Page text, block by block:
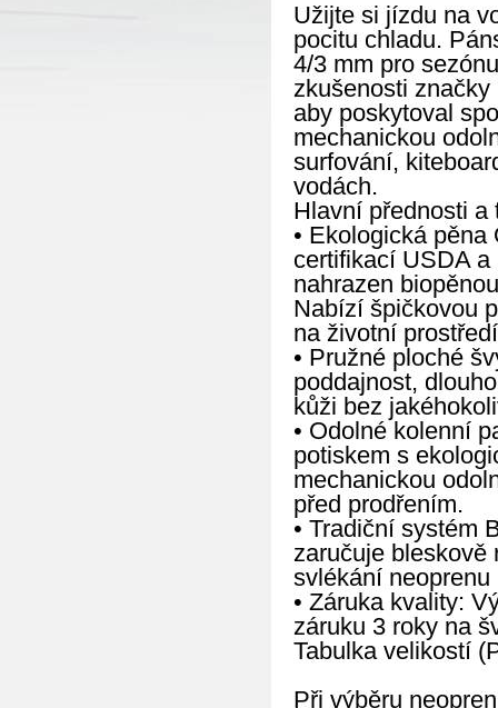
Užijte si jízdu na
pocitu chladu.
4/3 mm pro
zkušenosti
aby poskytoval
mechanickou
surfování,
vodách.
Hlavní přednosti a
• Ekologická
certifikací USDA
nahrazen
Nabízí špičkovou
na životní
• Pružné ploché
poddajnost,
kůži bez
• Odolné kolenní
potiskem s
mechanickou
před prodřením.
• Tradiční systém
zaručuje bleskově
svlékání
• Záruka kvality:
záruku 3 roky na
Tabulka velikostí
Při výběru